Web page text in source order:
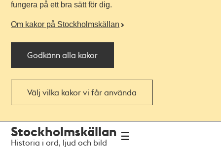
fungera på ett bra sätt för dig.
Om kakor på Stockholmskällan
Godkänn alla kakor
Välj vilka kakor vi får använda
navigationen
huvudinnehållet
Stockholmskällan
Historia i ord, ljud och bild